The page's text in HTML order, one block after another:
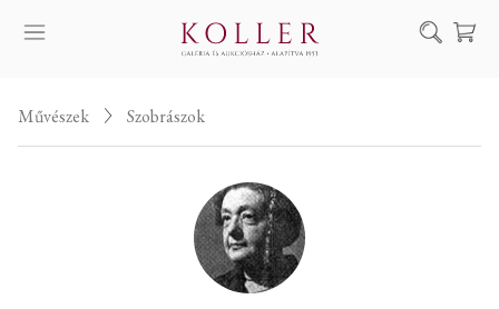
SZOLGÁLTATÁSAINK
ALKOTÁSOK
AUKCIÓ
KIÁLLÍTÁSAINK
Keresés
Művészek Szobrászok